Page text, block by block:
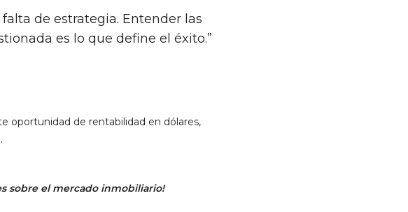
de estrategia. Entender las
es lo que define el éxito.”
oportunidad de rentabilidad en dólares,
sobre el mercado inmobiliario!